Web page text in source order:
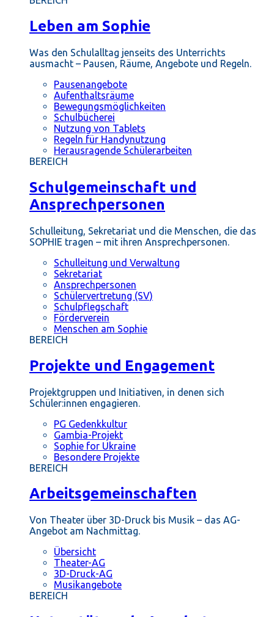
Leben am Sophie
Was den Schulalltag jenseits des Unterrichts
ausmacht – Pausen, Räume, Angebote und Regeln.
Pausenangebote
Aufenthaltsräume
Bewegungsmöglichkeiten
Schulbücherei
Nutzung von Tablets
Regeln für Handynutzung
Herausragende Schülerarbeiten
BEREICH
Schulgemeinschaft und
Ansprechpersonen
Schulleitung, Sekretariat und die Menschen, die das
SOPHIE tragen – mit ihren Ansprechpersonen.
Schulleitung und Verwaltung
Sekretariat
Ansprechpersonen
Schülervertretung (SV)
Schulpflegschaft
Förderverein
Menschen am Sophie
BEREICH
Projekte und Engagement
Projektgruppen und Initiativen, in denen sich
Schüler:innen engagieren.
PG Gedenkkultur
Gambia-Projekt
Sophie for Ukraine
Besondere Projekte
BEREICH
Arbeitsgemeinschaften
Von Theater über 3D-Druck bis Musik – das AG-
Angebot am Nachmittag.
Übersicht
Theater-AG
3D-Druck-AG
Musikangebote
BEREICH